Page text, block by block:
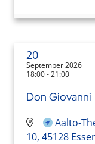
20
September 2026
18:00 - 21:00
Don Giovanni
Aalto-
10, 45128